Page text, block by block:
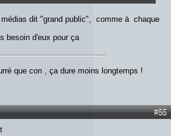
médias dit "grand public", comme à chaque
besoin d'eux pour ça
que con , ça dure moins longtemps !
#55